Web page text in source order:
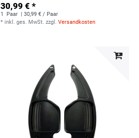
30,99 € *
1 Paar | 30,99 € / Paar
* inkl. ges. MwSt. zzgl.Versandkosten